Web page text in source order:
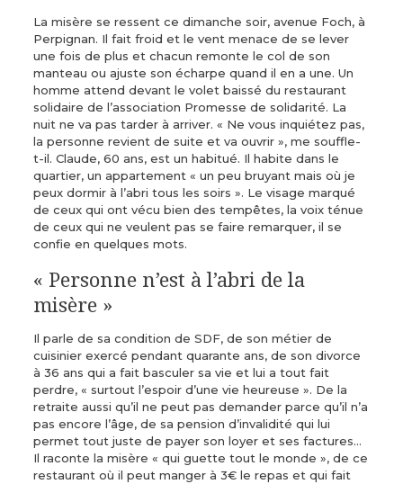
La misère se ressent ce dimanche soir, avenue Foch, à
Perpignan. Il fait froid et le vent menace de se lever
une fois de plus et chacun remonte le col de son
manteau ou ajuste son écharpe quand il en a une. Un
homme attend devant le volet baissé du restaurant
solidaire de l’association Promesse de solidarité. La
nuit ne va pas tarder à arriver. « Ne vous inquiétez pas,
la personne revient de suite et va ouvrir », me souffle-
t-il. Claude, 60 ans, est un habitué. Il habite dans le
quartier, un appartement « un peu bruyant mais où je
peux dormir à l’abri tous les soirs ». Le visage marqué
de ceux qui ont vécu bien des tempêtes, la voix ténue
de ceux qui ne veulent pas se faire remarquer, il se
confie en quelques mots.
« Personne n’est à l’abri de la
misère »
Il parle de sa condition de SDF, de son métier de
cuisinier exercé pendant quarante ans, de son divorce
à 36 ans qui a fait basculer sa vie et lui a tout fait
perdre, « surtout l’espoir d’une vie heureuse ». De la
retraite aussi qu’il ne peut pas demander parce qu’il n’a
pas encore l’âge, de sa pension d’invalidité qui lui
permet tout juste de payer son loyer et ses factures…
Il raconte la misère « qui guette tout le monde », de ce
restaurant où il peut manger à 3€ le repas et qui fait